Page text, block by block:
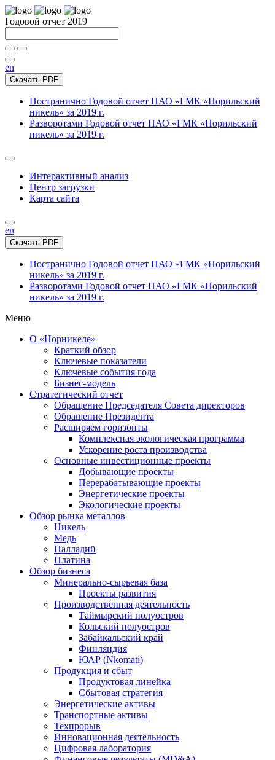
Годовой отчет 2019
en
Скачать PDF
Постранично Годовой отчет ПАО «ГМК «Норильский
никель» за 2019 г.
Разворотами Годовой отчет ПАО «ГМК «Норильский
никель» за 2019 г.
Интерактивный анализ
Центр загрузки
Карта сайта
en
Скачать PDF
Постранично Годовой отчет ПАО «ГМК «Норильский
никель» за 2019 г.
Разворотами Годовой отчет ПАО «ГМК «Норильский
никель» за 2019 г.
Меню
О «Норникеле»
Краткий обзор
Ключевые показатели
Ключевые события года
Бизнес-модель
Стратегический отчет
Обращение Председателя Совета директоров
Обращение Президента
Расширяем горизонты
Комплексная экологическая программа
Ускорение роста производства
Основные инвестиционные проекты
Добывающие проекты
Перерабатывающие проекты
Энергетические проекты
Экологические проекты
Обзор рынка металлов
Никель
Медь
Палладий
Платина
Обзор бизнеса
Минерально-сырьевая база
Проекты развития
Производственная деятельность
Таймырский полуостров
Кольский полуостров
Забайкальский край
Финляндия
ЮАР (Nkomati)
Продукция и сбыт
Продуктовая линейка
Сбытовая стратегия
Энергетические активы
Транспортные активы
Техпрорыв
Инновационная деятельность
Цифровая лаборатория